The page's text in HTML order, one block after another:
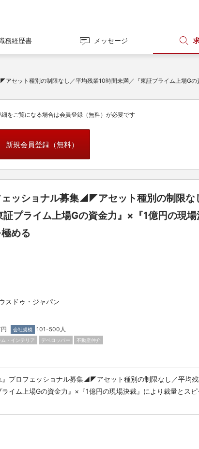
務経歴書 メッセージ
セット種別の制限なし／平均残業10時間未満／『東証プライム上場Gの
をご覧になる場合は会員登録（無料）が必要です
新規会員登録（無料）
ッショナル募集◢◤アセット種別の制限な
プライム上場Gの資金力』×『1億円の現場
める
スドゥ・ジャパン
会社規模 101-500人
・インテリア デベロッパー 不動産仲介
プロフェッショナル募集◢◤アセット種別の制限なし／平均
イム上場Gの資金力』×『1億円の現場決裁』により裁量とスピ